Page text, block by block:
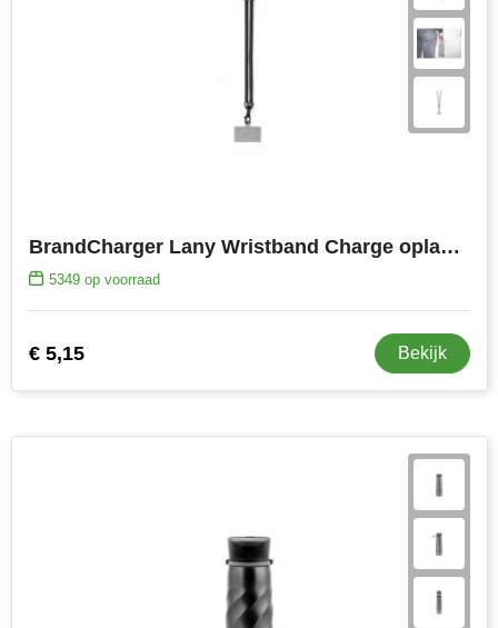
BrandCharger Lany Wristband Charge oplaadkabel
5349op voorraad
€ 5,15 Bekijk